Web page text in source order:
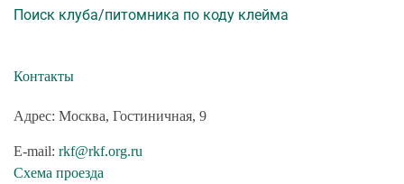
Поиск клуба/питомника по коду клейма
Контакты
Адрес: Москва, Гостиничная, 9
E-mail: rkf@rkf.org.ru
Схема проезда